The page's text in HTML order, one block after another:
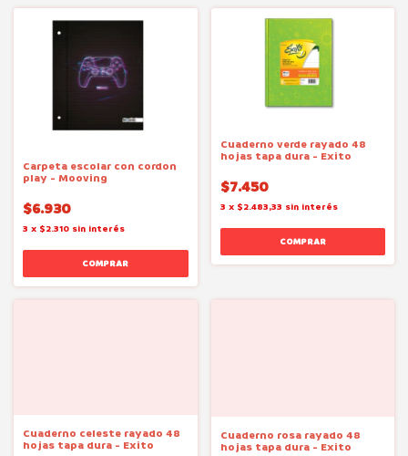
Carpeta escolar con cordon
play - Mooving
$6.930
3 x $2.310 sin interés
Cuaderno verde rayado 48
hojas tapa dura - Exito
$7.450
3 x $2.483,33 sin interés
Cuaderno celeste rayado 48
hojas tapa dura - Exito
Cuaderno rosa rayado 48
hojas tapa dura - Exito